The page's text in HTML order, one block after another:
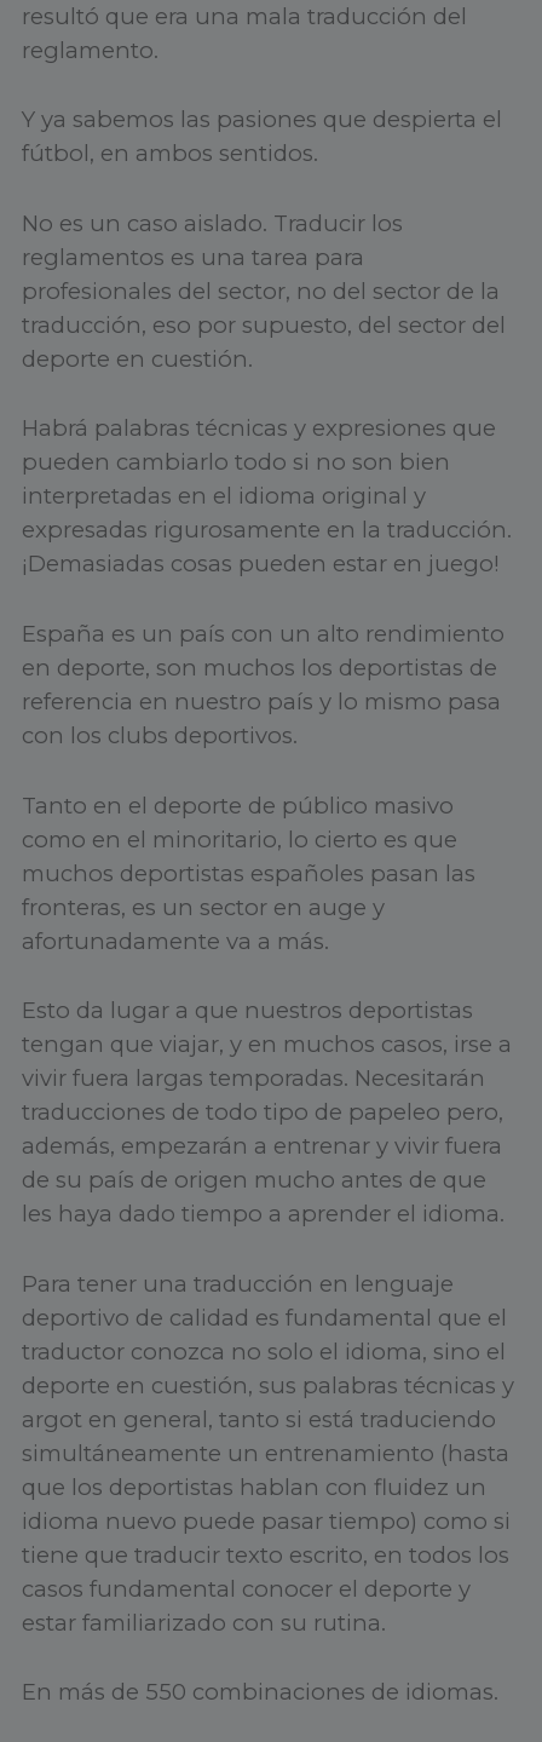
resultó que era una mala traducción del
reglamento.
Y ya sabemos las pasiones que despierta el
fútbol, en ambos sentidos.
No es un caso aislado. Traducir los
reglamentos es una tarea para
profesionales del sector, no del sector de la
traducción, eso por supuesto, del sector del
deporte en cuestión.
Habrá palabras técnicas y expresiones que
pueden cambiarlo todo si no son bien
interpretadas en el idioma original y
expresadas rigurosamente en la traducción.
¡Demasiadas cosas pueden estar en juego!
España es un país con un alto rendimiento
en deporte, son muchos los deportistas de
referencia en nuestro país y lo mismo pasa
con los clubs deportivos.
Tanto en el deporte de público masivo
como en el minoritario, lo cierto es que
muchos deportistas españoles pasan las
fronteras, es un sector en auge y
afortunadamente va a más.
Esto da lugar a que nuestros deportistas
tengan que viajar, y en muchos casos, irse a
vivir fuera largas temporadas. Necesitarán
traducciones de todo tipo de papeleo pero,
además, empezarán a entrenar y vivir fuera
de su país de origen mucho antes de que
les haya dado tiempo a aprender el idioma.
Para tener una traducción en lenguaje
deportivo de calidad es fundamental que el
traductor conozca no solo el idioma, sino el
deporte en cuestión, sus palabras técnicas y
argot en general, tanto si está traduciendo
simultáneamente un entrenamiento (hasta
que los deportistas hablan con fluidez un
idioma nuevo puede pasar tiempo) como si
tiene que traducir texto escrito, en todos los
casos fundamental conocer el deporte y
estar familiarizado con su rutina.
En más de 550 combinaciones de idiomas.